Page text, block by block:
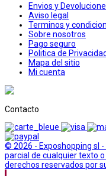
Envios y
Aviso legal
Terminos y
Sobre nosotros
Pago seguro
Politica de Privacidad
Mapa del sitio
Mi cuenta
Contacto
© 2026 - Exposhopping sl
parcial de cualquier texto
derechos reservados por